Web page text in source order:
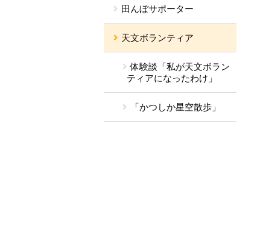
田んぼサポーター
天文ボランティア
体験談「私が天文ボラン
ティアになったわけ」
「かつしか星空散歩」